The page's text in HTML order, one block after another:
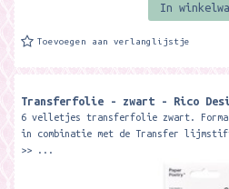
In
Toevoegen aan verlanglijstje
Transferfolie - zwart - Rico
6 velletjes transferfolie zwart.
in combinatie met de Transfer
>> ...